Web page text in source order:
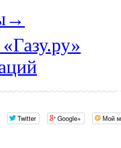
→
Twitter Google+ Мой